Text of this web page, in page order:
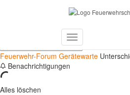
Toggle
Navigation
Letzte Beiträge
Feuerwehr-Forum Gerätewarte
Benachrichtigungen
Alles löschen